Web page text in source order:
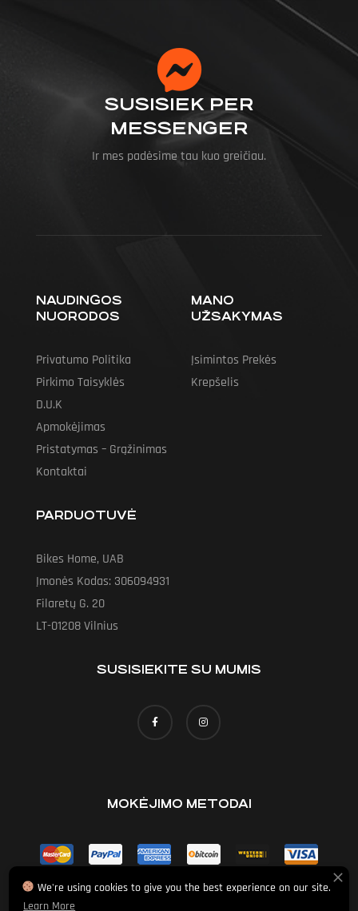
SUSISIEK PER
MESSENGER
Ir mes padėsime tau kuo greičiau.
NAUDINGOS
NUORODOS
Privatumo Politika
Pirkimo Taisyklės
D.U.K
Apmokėjimas
Pristatymas – Grąžinimas
Kontaktai
MANO
UŽSAKYMAS
Įsimintos Prekės
Krepšelis
PARDUOTUVĖ
Bikes Home, UAB
Įmonės Kodas: 306094931
Filaretų G. 20
LT-01208 Vilnius
SUSISIEKITE SU MUMIS
MOKĖJIMO METODAI
We're using cookies to give you the best experience on our site.
Learn More